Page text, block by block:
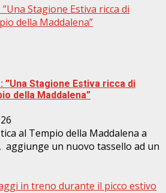
Stagione Estiva ricca di
della Maddalena”
”Una Stagione Estiva ricca di
della Maddalena”
al Tempio della Maddalena a
aggiunge un nuovo tassello ad un
in treno durante il picco estivo